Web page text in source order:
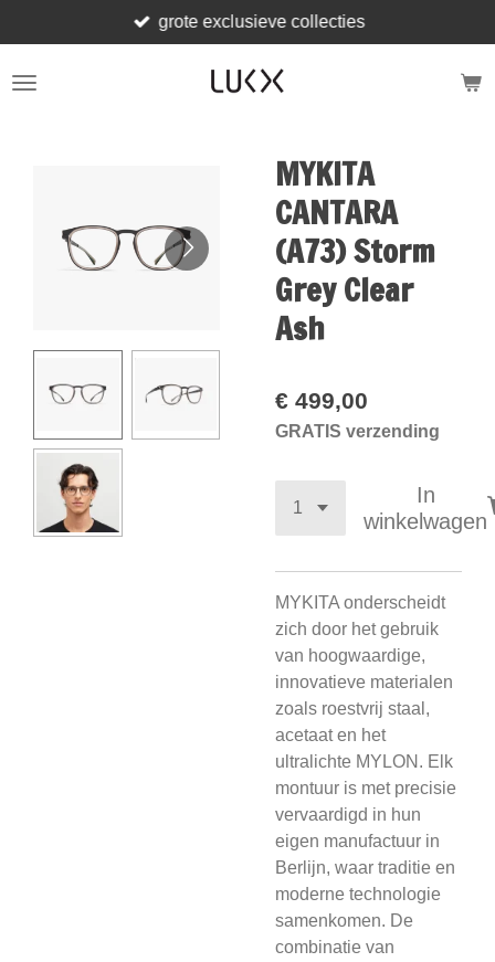
direct
naar
grote exclusieve collecties
MYKITA
CANTARA
(A73) Storm
Grey Clear
Ash
€ 499,00
GRATIS verzending
In
winkelwagen
MYKITA onderscheidt
zich door het gebruik
van hoogwaardige,
innovatieve materialen
zoals roestvrij staal,
acetaat en het
ultralichte MYLON. Elk
montuur is met precisie
vervaardigd in hun
eigen manufactuur in
Berlijn, waar traditie en
moderne technologie
samenkomen. De
combinatie van